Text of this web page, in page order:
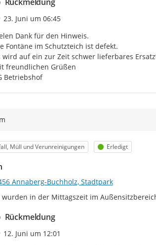
Zeitpunkt des Erstellens
23. Juni um 06:45
Dank für den Hinweis.
Fontäne im Schutzteich ist defekt.
wird auf ein zur Zeit schwer lieferbares
freundlichen Grüßen
Betriebshof
Müll und Verunreinigungen Status
Erledigt
Annaberg-Buchholz, Stadtpark
wurden in der Mittagszeit im
Rückmeldung
Zeitpunkt des Erstellens
12. Juni um 12:01